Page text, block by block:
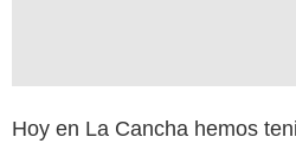
Hoy en La Cancha hemos